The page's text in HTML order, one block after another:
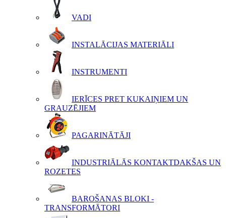
VADI
INSTALĀCIJAS MATERIĀLI
INSTRUMENTI
IERĪCES PRET KUKAIŅIEM UN
GRAUZĒJIEM
PAGARINĀTĀJI
INDUSTRIĀLĀS KONTAKTDAKŠAS UN
ROZETES
BAROŠANAS BLOKI -
TRANSFORMĀTORI